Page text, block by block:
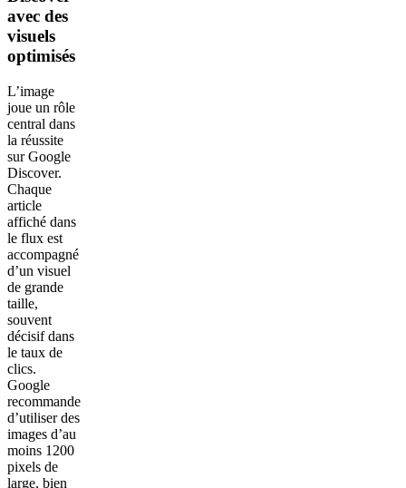
avec des
visuels
optimisés
L’image
joue un rôle
central dans
la réussite
sur Google
Discover.
Chaque
article
affiché dans
le flux est
accompagné
d’un visuel
de grande
taille,
souvent
décisif dans
le taux de
clics.
Google
recommande
d’utiliser des
images d’au
moins 1200
pixels de
large, bien